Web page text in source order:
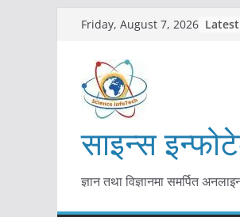
content
Friday, August 7, 2026
साइन्स
ज्ञान तथा विज्ञानमा समर्पित